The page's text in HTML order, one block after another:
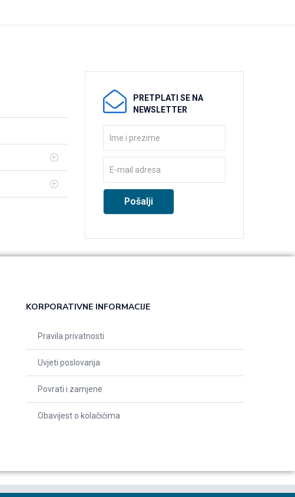
PRETPLATI SE NA
NEWSLETTER
KORPORATIVNE INFORMACIJE
Pravila privatnosti
Uvjeti poslovanja
Povrati i zamjene
Obavijest o kolačićima